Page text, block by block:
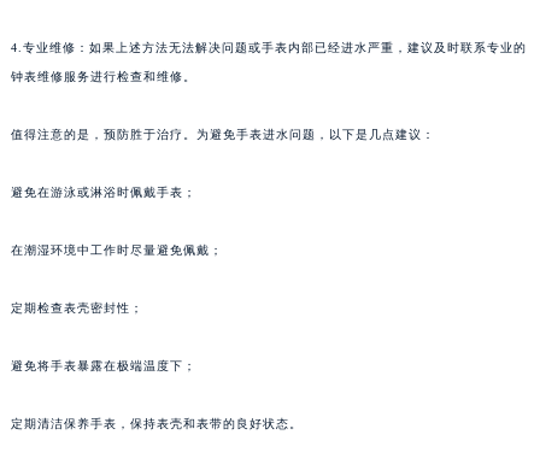
4.专业维修：如果上述方法无法解决问题或手表内部已经进水严重，建议及时联系专业的
钟表维修服务进行检查和维修。
值得注意的是，预防胜于治疗。为避免手表进水问题，以下是几点建议：
避免在游泳或淋浴时佩戴手表；
在潮湿环境中工作时尽量避免佩戴；
定期检查表壳密封性；
避免将手表暴露在极端温度下；
定期清洁保养手表，保持表壳和表带的良好状态。